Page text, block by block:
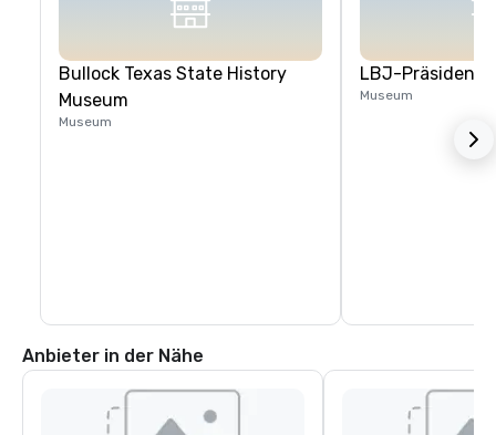
Bullock Texas State History
Museum
Museum
LBJ-
Museum
Anbieter in der Nähe